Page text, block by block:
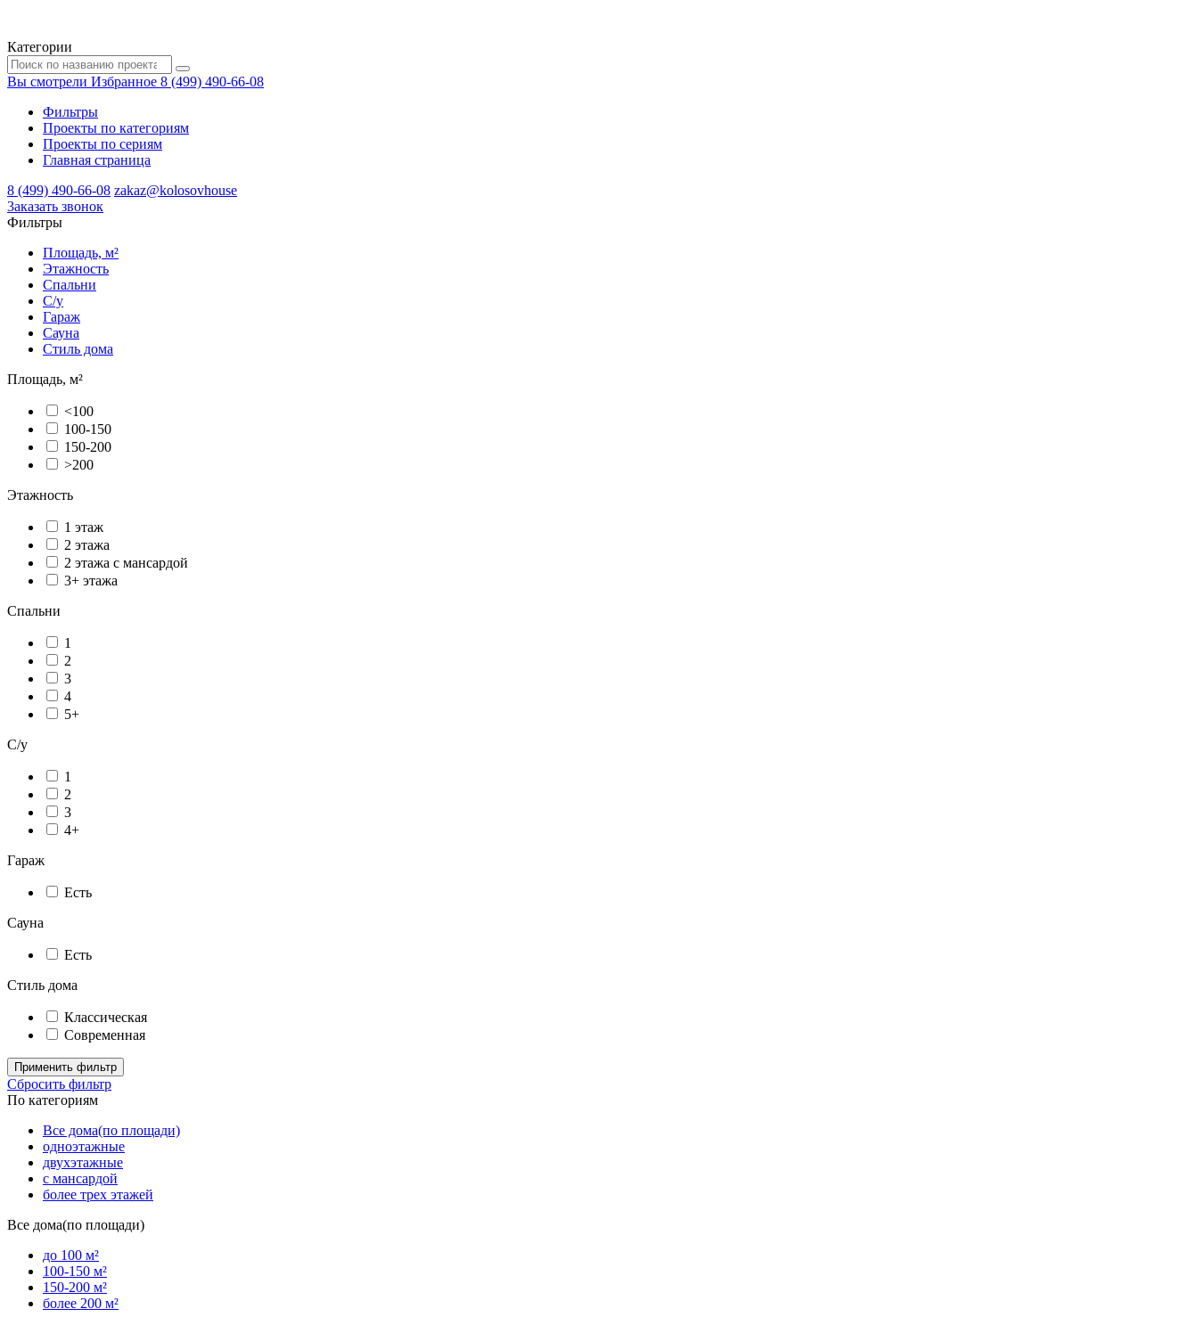
Категории
Вы смотрели Избранное 8 (499) 490-66-08
Фильтры
Проекты по категориям
Проекты по сериям
Главная страница
8 (499) 490-66-08 zakaz@kolosovhouse
3аказать звонок
Фильтры
Площадь, м²
Этажность
Спальни
С/у
Гараж
Сауна
Стиль дома
Площадь, м²
<100
100-150
150-200
>200
Этажность
1 этаж
2 этажа
2 этажа с мансардой
3+ этажа
Спальни
1
2
3
4
5+
С/у
1
2
3
4+
Гараж
Есть
Сауна
Есть
Стиль дома
Классическая
Современная
Применить фильтр
Сбросить фильтр
По категориям
Все дома(по площади)
одноэтажные
двухэтажные
с мансардой
более трех этажей
Все дома(по площади)
до 100 м²
100-150 м²
150-200 м²
более 200 м²